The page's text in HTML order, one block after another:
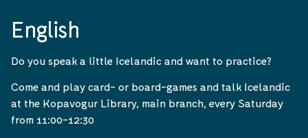
English
Do you speak a little Icelandic and want to practice?
Come and play card- or board-games and talk Icelandic
at the Kopavogur Library, main branch, every Saturday
from 11:00-12:30